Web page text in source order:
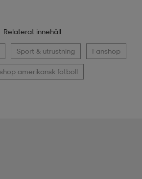
Relaterat innehåll
Sport & utrustning Fanshop
amerikansk fotboll